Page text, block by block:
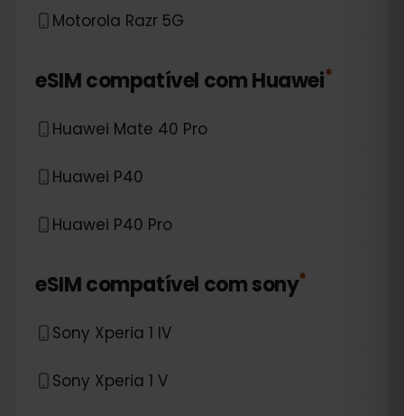
Motorola Razr 5G
eSIM compatível comHuawei*
Huawei Mate 40 Pro
Huawei P40
Huawei P40 Pro
eSIM compatível comsony*
Sony Xperia 1 IV
Sony Xperia 1 V